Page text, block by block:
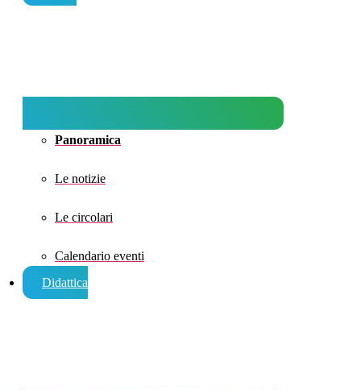
Panoramica
Le notizie
Le circolari
Calendario eventi
Didattica